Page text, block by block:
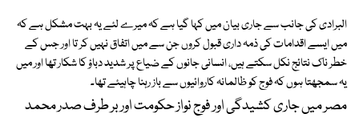
البرادی کی جانب سے جاری بیان میں کہا گیا ہے کہ میرے لئے یہ بہت مشکل ہے کہ
میں ایسے اقدامات کی ذمہ داری قبول کروں جن سے میں اتفاق نہیں کر تا اور جس کے
خطر ناک نتائج نکل سکتے ہیں، انسانی جانوں کے ضیاع پر شدید دباؤ کا شکار تھا اور میں
یہ سمجھتا ہوں کہ فوج کو ظالمانہ کاروائیوں سے باز رہنا چاہیئے تھا۔
مصر میں جاری کشیدگی اور فوج نواز حکومت اور بر طرف صدر محمد